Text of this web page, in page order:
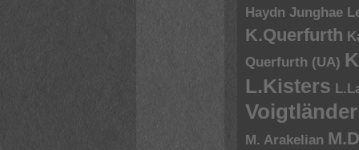
Haydn Junghae
K.Querfurth
Querfurth (UA)
L.Kisters
Voigtländer
M. Arakelian